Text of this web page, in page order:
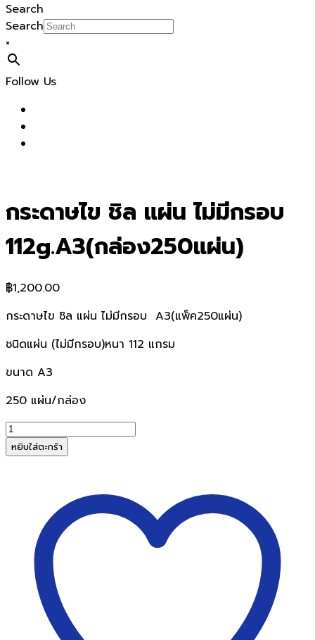
Search
Search
×
Follow Us
กระดาษไข ชิล แผ่น ไม่มีกรอบ
112g.A3(กล่อง250แผ่น)
฿1,200.00
กระดาษไข ชิล แผ่น ไม่มีกรอบ A3(แพ็ค250แผ่น)
ชนิดแผ่น (ไม่มีกรอบ)หนา 112 แกรม
ขนาด A3
250 แผ่น/กล่อง
จำนวน
กระดาษ
ไข
112g.A3(กล่อง250แผ่น)
หยิบใส่ตะกร้า